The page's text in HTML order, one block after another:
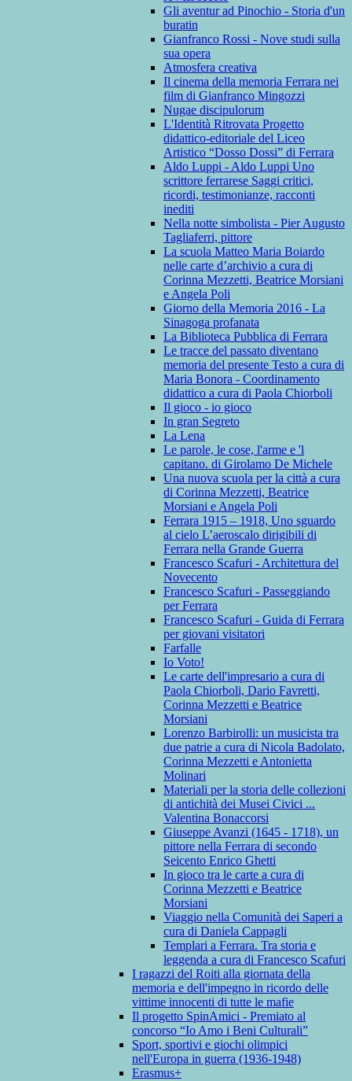
Gli aventur ad Pinochio - Storia d'un
buratin
Gianfranco Rossi - Nove studi sulla
sua opera
Atmosfera creativa
Il cinema della memoria Ferrara nei
film di Gianfranco Mingozzi
Nugae discipulorum
L'Identità Ritrovata Progetto
didattico-editoriale del Liceo
Artistico “Dosso Dossi” di Ferrara
Aldo Luppi - Aldo Luppi Uno
scrittore ferrarese Saggi critici,
ricordi, testimonianze, racconti
inediti
Nella notte simbolista - Pier Augusto
Tagliaferri, pittore
La scuola Matteo Maria Boiardo
nelle carte d’archivio a cura di
Corinna Mezzetti, Beatrice Morsiani
e Angela Poli
Giorno della Memoria 2016 - La
Sinagoga profanata
La Biblioteca Pubblica di Ferrara
Le tracce del passato diventano
memoria del presente Testo a cura di
Maria Bonora - Coordinamento
didattico a cura di Paola Chiorboli
Il gioco - io gioco
In gran Segreto
La Lena
Le parole, le cose, l'arme e 'l
capitano. di Girolamo De Michele
Una nuova scuola per la città a cura
di Corinna Mezzetti, Beatrice
Morsiani e Angela Poli
Ferrara 1915 – 1918, Uno sguardo
al cielo L’aeroscalo dirigibili di
Ferrara nella Grande Guerra
Francesco Scafuri - Architettura del
Novecento
Francesco Scafuri - Passeggiando
per Ferrara
Francesco Scafuri - Guida di Ferrara
per giovani visitatori
Farfalle
Io Voto!
Le carte dell'impresario a cura di
Paola Chiorboli, Dario Favretti,
Corinna Mezzetti e Beatrice
Morsiani
Lorenzo Barbirolli: un musicista tra
due patrie a cura di Nicola Badolato,
Corinna Mezzetti e Antonietta
Molinari
Materiali per la storia delle collezioni
di antichità dei Musei Civici ...
Valentina Bonaccorsi
Giuseppe Avanzi (1645 - 1718), un
pittore nella Ferrara di secondo
Seicento Enrico Ghetti
In gioco tra le carte a cura di
Corinna Mezzetti e Beatrice
Morsiani
Viaggio nella Comunità dei Saperi a
cura di Daniela Cappagli
Templari a Ferrara. Tra storia e
leggenda a cura di Francesco Scafuri
I ragazzi del Roiti alla giornata della
memoria e dell'impegno in ricordo delle
vittime innocenti di tutte le mafie
Il progetto SpinAmici - Premiato al
concorso “Io Amo i Beni Culturali”
Sport, sportivi e giochi olimpici
nell'Europa in guerra (1936-1948)
Erasmus+